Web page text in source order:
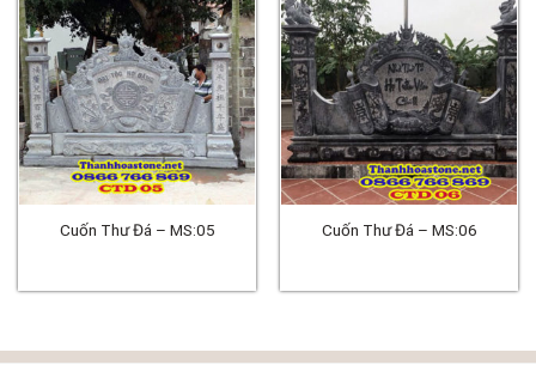
Cuốn Thư Đá – MS:05 Cuốn Thư Đá – MS:06